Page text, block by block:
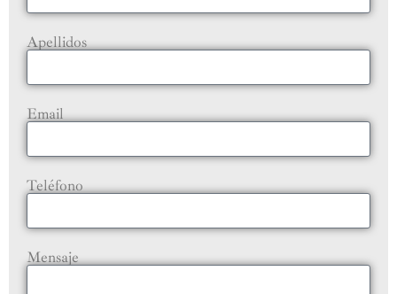
Apellidos
Email
Teléfono
Mensaje